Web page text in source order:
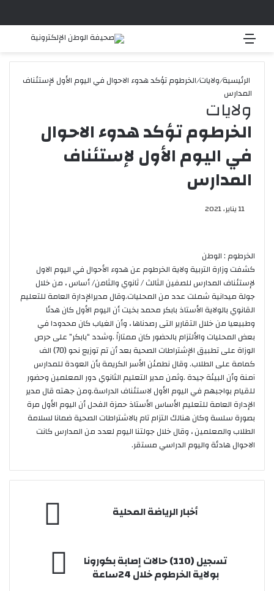
القائمة
الرئيسية/ولايات/الخرطوم تؤكد هدوء الاحوال في اليوم الأول لإستئناف
المدارس
ولايات
الخرطوم تؤكد هدوء الاحوال
في اليوم الأول لإستئناف
المدارس
11 يناير، 2021
الخرطوم : الوطن
كشفت وزارة التربية ولاية الخرطوم عن هدوء الأحوال في اليوم الاول
لإستئناف المدارس للصفين الثالث / ثانوي والثامن/ أساس ، من خلال
جولة ميدانية شملت عدد من المحليات.وقال مديرالإدارة العامة للتعليم
القانوي بالولاية الأستاذ بابكر محمد بخيت أن اليوم الأول كان هدئا
وطبيعيا من خلال التقارير التى رصدناها ، وأن الغياب كان محدودا في
بعض المحليات والألتزام بالحضور كان ممتازاً .وشدد “بابكر” على حرص
الوزاة على تطبيق الإشتراطات الصحية بعد أن تم توزيع نحو (70) الف
كمامة على الطلاب. وقال نطمئن الأسر الكريمة بأن العودة للمدارس
آمنة وأن البيئة جيدة .وثمن مدير التعليم الثانوي دور المعلمين وحضور
للقيام بواجبهم في اليوم الأول لاستئناف الدراسة.ومن جهته قال مدير
الإدارة العامة للتعليم الأساس الأستاذ حمزة الفحل أن اليوم الأول مرة
بصورة سلسة وكان هنالك التزام تام بالاشتراطات الصحية ضمانا لسلامة
الطلاب والمعلمين ، وقال خلال جولتنا اليوم لعدد من المدارس كانت
الاحوال هادئة واليوم الدراسي مستقر.
أخبار الرياضة المحلية
تسجيل
تسجيل (110) حالات إصابة بكورونا
بولاية الخرطوم خلال 24ساعة